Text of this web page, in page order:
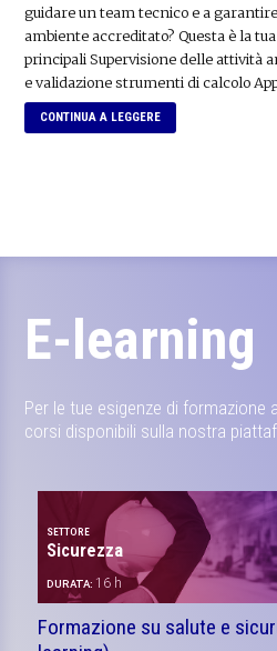
guidare un team tecnico e a
ambiente accreditato? Questa è la
principali Supervisione delle attività
e validazione strumenti di calcolo
CONTINUA A LEGGERE
E-learning
Per le tue esigenze di formazione
corsi disponibili sulla nostra
SETTORE
Sicurezza
DURATA: 16 h
Formazione su salute e